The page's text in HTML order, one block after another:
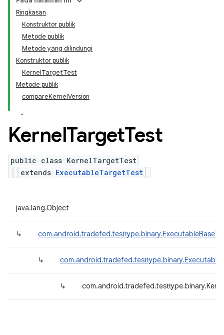
Ringkasan
Konstruktor publik
Metode publik
Metode yang dilindungi
Konstruktor publik
KernelTargetTest
Metode publik
compareKernelVersion
KernelTargetTest
public class KernelTargetTest
extends ExecutableTargetTest
java.lang.Object
↳
↳
↳